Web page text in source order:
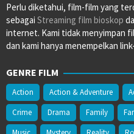
Perlu diketahui, film-film yang
sebagai Streaming film bioskop
internet. Kami tidak menyimpan
dan kami hanya menempelkan
GENRE FILM
Action Action & Adventure
Crime
Drama Family